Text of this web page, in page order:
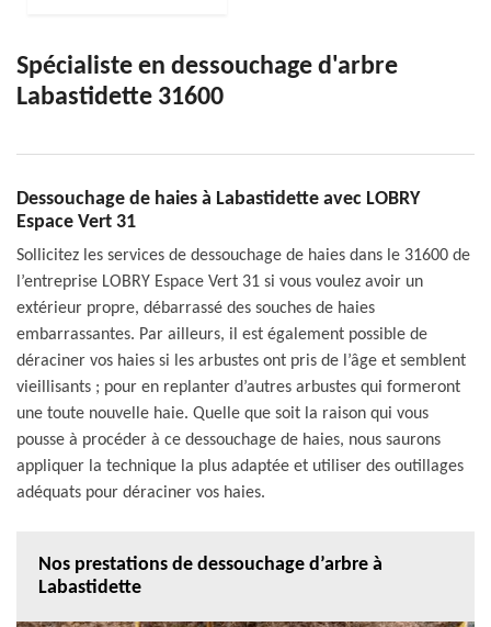
Spécialiste en dessouchage d'arbre
Labastidette 31600
Dessouchage de haies à Labastidette avec LOBRY
Espace Vert 31
Sollicitez les services de dessouchage de haies dans le 31600 de
l’entreprise LOBRY Espace Vert 31 si vous voulez avoir un
extérieur propre, débarrassé des souches de haies
embarrassantes. Par ailleurs, il est également possible de
déraciner vos haies si les arbustes ont pris de l’âge et semblent
vieillisants ; pour en replanter d’autres arbustes qui formeront
une toute nouvelle haie. Quelle que soit la raison qui vous
pousse à procéder à ce dessouchage de haies, nous saurons
appliquer la technique la plus adaptée et utiliser des outillages
adéquats pour déraciner vos haies.
Nos prestations de dessouchage d’arbre à
Labastidette